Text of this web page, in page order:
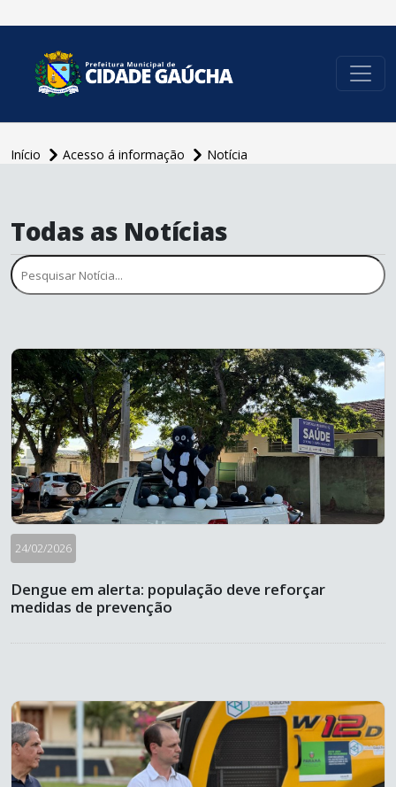
Início Acesso á informação Notícia
Todas as Notícias
24/02/2026
Dengue em alerta: população deve reforçar
medidas de prevenção